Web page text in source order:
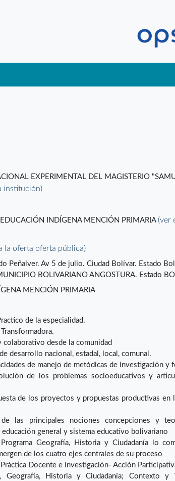
EXPERIMENTAL DEL MAGISTERIO
institución)
EDUCACIÓN INDÍGENA MENCIÓN PRIMARIA(ver
la oferta oferta pública)
Peñalver. Av 5 de julio. Ciudad Bolívar. Estado
BOLIVARIANO ANGOSTURA. Estado
MENCIÓN PRIMARIA
de la especialidad.
colaborativo desde la comunidad
desarrollo nacional, estadal, local, comunal.
de manejo de metódicas de investigación y
de los problemas socioeducativos y
de los proyectos y propuestas productivas en
las principales nociones concepciones y
educación general y sistema educativo bolivariano
Geografía, Historia y Ciudadanía lo
de los cuatro ejes centrales de su proceso
Docente e Investigación- Acción
Geografía, Historia y Ciudadanía; Contexto y